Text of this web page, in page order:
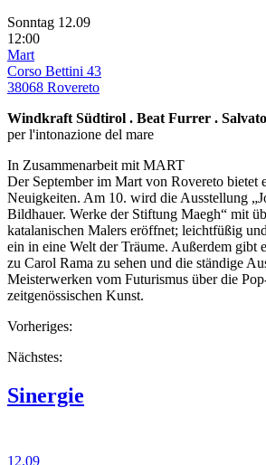
Sonntag 12.09
12:00
Mart
Corso Bettini 43
38068 Rovereto
Windkraft Südtirol . Beat Furrer .
per l'intonazione del mare
In Zusammenarbeit mit MART
Der September im Mart von Rovereto bietet
Neuigkeiten. Am 10. wird die Ausstellung
Bildhauer. Werke der Stiftung Maegh“ mit
katalanischen Malers eröffnet; leichtfüßig
ein in eine Welt der Träume. Außerdem gibt
zu Carol Rama zu sehen und die ständige
Meisterwerken vom Futurismus über die
zeitgenössischen Kunst.
Vorheriges:
Nächstes:
Sinergie
12.09